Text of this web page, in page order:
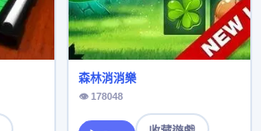
森林消消樂
👁 178048